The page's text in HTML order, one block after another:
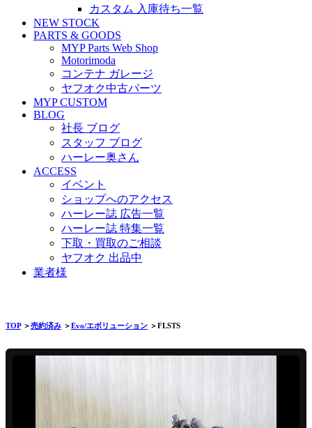
カスタム 入庫待ち一覧
NEW STOCK
PARTS & GOODS
MYP Parts Web Shop
Motorimoda
コンテナ ガレージ
ヤフオク中古パーツ
MYP CUSTOM
BLOG
社長 ブログ
スタッフ ブログ
ハーレー奥さん
ACCESS
イベント
ショップへのアクセス
ハーレー誌 広告一覧
ハーレー誌 特集一覧
下取・買取のご相談
ヤフオク 出品中
業者様
TOP＞売約済み ＞Evo/エボリューション ＞FLSTS